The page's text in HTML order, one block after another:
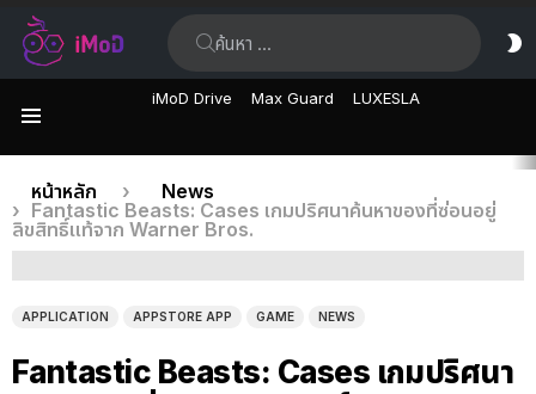
iMoD Drive Max Guard LUXESLA
เรื่อง
ล่าสุด
คุณอยู่ที่นี่:
หน้าหลัก
News
Fantastic Beasts: Cases เกมปริศนาค้นหาของที่ซ่อนอยู่
ลิขสิทธิ์แท้จาก Warner Bros.
APPLICATION APPSTORE APP GAME NEWS
Fantastic Beasts: Cases เกมปริศนา